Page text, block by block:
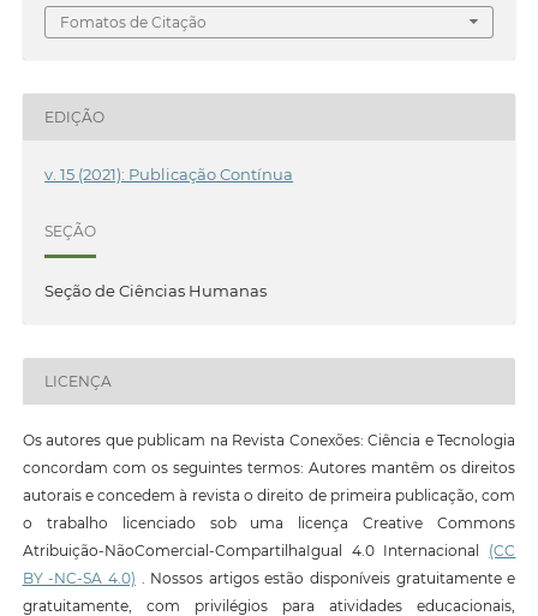
Fomatos de Citação
EDIÇÃO
v. 15 (2021): Publicação Contínua
SEÇÃO
Seção de Ciências Humanas
LICENÇA
Os autores que publicam na Revista Conexões: Ciência e Tecnologia
concordam com os seguintes termos: Autores mantêm os direitos
autorais e concedem à revista o direito de primeira publicação, com
o trabalho licenciado sob uma licença Creative Commons
Atribuição-NãoComercial-CompartilhaIgual 4.0 Internacional (CC
BY -NC-SA 4.0) . Nossos artigos estão disponíveis gratuitamente e
gratuitamente, com privilégios para atividades educacionais,